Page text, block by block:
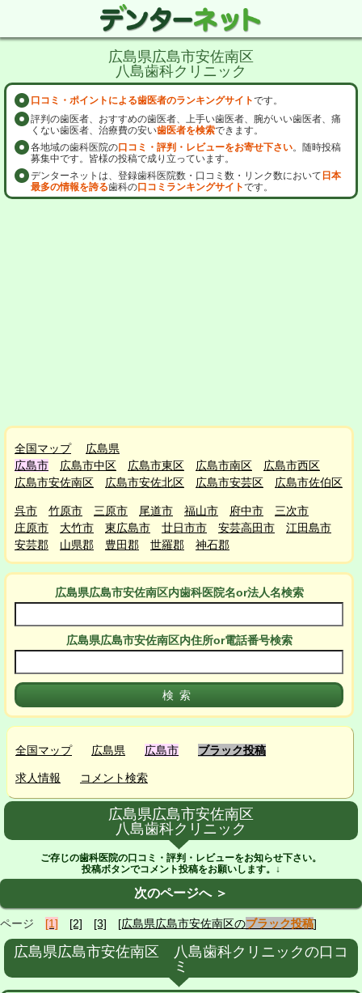
広島県広島市安佐南区
八島歯科クリニック
口コミ・ポイントによる歯医者のランキングサイトです。
評判の歯医者、おすすめの歯医者、上手い歯医者、腕がいい歯医者、痛
くない歯医者、治療費の安い歯医者を検索できます。
各地域の歯科医院の口コミ・評判・レビューをお寄せ下さい。随時投稿
募集中です。皆様の投稿で成り立っています。
デンターネットは、登録歯科医院数・口コミ数・リンク数において 日本
最多の情報を誇る歯科の口コミランキングサイトです。
全国マップ
広島県
広島市
広島市中区 広島市東区 広島市南区
広島市西区
広島市安佐南区
広島市安佐北区 広島市安芸区 広島市佐伯区
呉市 竹原市 三原市 尾道市 福山市 府中市
三次市
庄原市
大竹市 東広島市 廿日市市 安芸高田市
江田島市
安芸郡
山県郡 豊田郡 世羅郡 神石郡
広島県広島市安佐南区内歯科医院名or法人名検索
広島県広島市安佐南区内住所or電話番号検索
全国マップ 広島県 広島市 ブラック投稿
求人情報 コメント検索
広島県広島市安佐南区
八島歯科クリニック
ご存じの歯科医院の口コミ・評判・レビューをお知らせ下さい。
投稿ボタンでコメント投稿をお願いします。↓
次のページへ ＞
ページ [1] [2] [3] [広島県広島市安佐南区のブラック投稿]
広島県広島市安佐南区 八島歯科クリニックの口コ
ミ